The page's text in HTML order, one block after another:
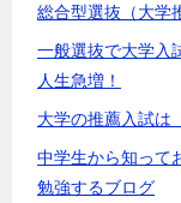
総合型選抜（大学
一般選抜で大学入
人生急増！
大学の推薦入試は
中学生から知って
勉強するブログ